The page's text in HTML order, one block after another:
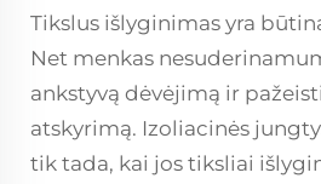
Tikslus išlyginimas yra
Net menkas
ankstyvą dėvėjimą ir
atskyrimą. Izoliacinės
tik tada, kai jos tiksliai